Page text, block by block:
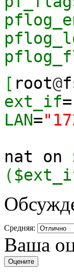
[ root@
ext_if=
LAN=
nat on
(
Средняя:
Ваша